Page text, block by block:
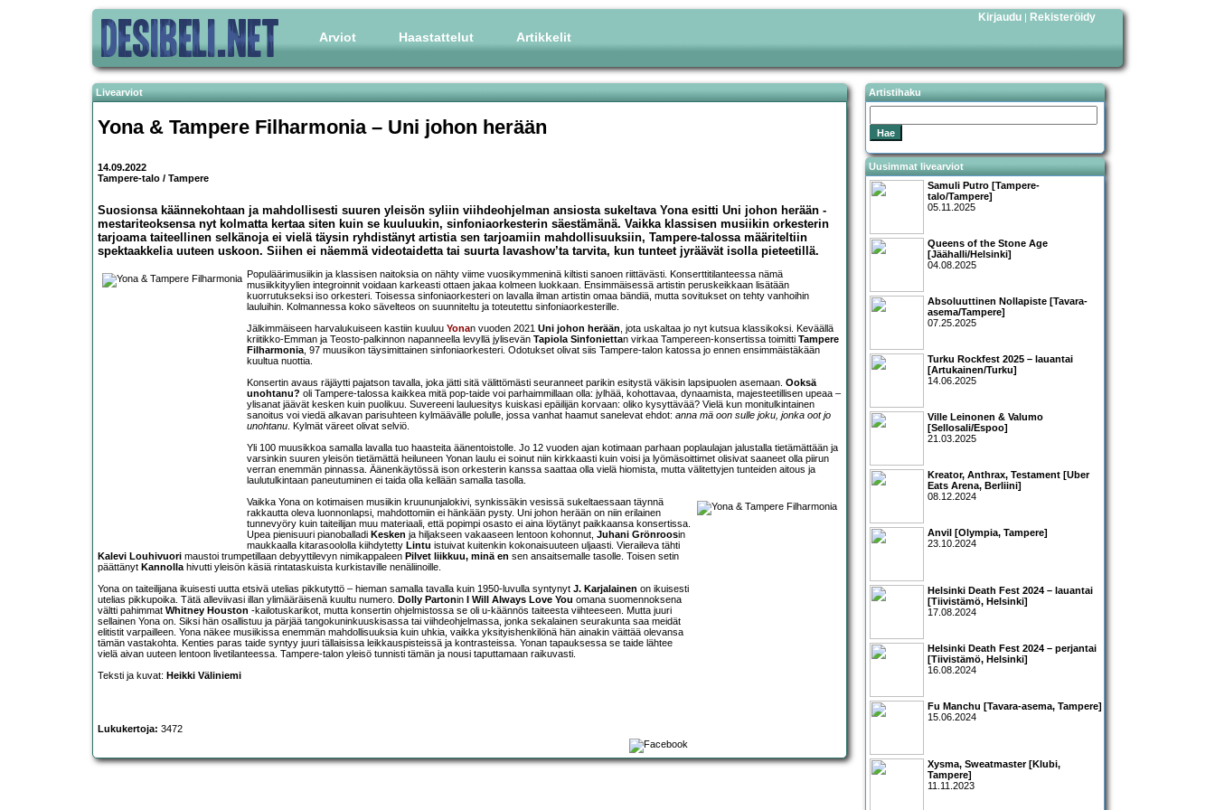
Arviot Haastattelut Artikkelit
Kirjaudu | Rekisteröidy
Livearviot
Yona & Tampere Filharmonia – Uni johon herään
14.09.2022
Tampere-talo / Tampere
Suosionsa käännekohtaan ja mahdollisesti suuren yleisön syliin viihdeohjelman ansiosta sukeltava Yona esitti Uni johon herään -
mestariteoksensa nyt kolmatta kertaa siten kuin se kuuluukin, sinfoniaorkesterin säestämänä. Vaikka klassisen musiikin orkesterin
tarjoama taiteellinen selkänoja ei vielä täysin ryhdistänyt artistia sen tarjoamiin mahdollisuuksiin, Tampere-talossa määriteltiin
spektaakkelia uuteen uskoon. Siihen ei näemmä videotaidetta tai suurta lavashow’ta tarvita, kun tunteet jyräävät isolla pieteetillä.
Populäärimusiikin ja klassisen naitoksia on nähty viime vuosikymmeninä kiltisti sanoen riittävästi. Konserttitilanteessa nämä
musiikkityylien integroinnit voidaan karkeasti ottaen jakaa kolmeen luokkaan. Ensimmäisessä artistin peruskeikkaan lisätään
kuorrutukseksi iso orkesteri. Toisessa sinfoniaorkesteri on lavalla ilman artistin omaa bändiä, mutta sovitukset on tehty vanhoihin
lauluihin. Kolmannessa koko sävelteos on suunniteltu ja toteutettu sinfoniaorkesterille.
Jälkimmäiseen harvalukuiseen kastiin kuuluu Yonan vuoden 2021 Uni johon herään, jota uskaltaa jo nyt kutsua klassikoksi. Keväällä
kriitikko-Emman ja Teosto-palkinnon napanneella levyllä jylisevän Tapiola Sinfoniettan virkaa Tampereen-konsertissa toimitti Tampere
Filharmonia, 97 muusikon täysimittainen sinfoniaorkesteri. Odotukset olivat siis Tampere-talon katossa jo ennen ensimmäistäkään
kuultua nuottia.
Konsertin avaus räjäytti pajatson tavalla, joka jätti sitä välittömästi seuranneet parikin esitystä väkisin lapsipuolen asemaan. Ooksä
unohtanu? oli Tampere-talossa kaikkea mitä pop-taide voi parhaimmillaan olla: jylhää, kohottavaa, dynaamista, majesteetillisen upeaa –
ylisanat jäävät kesken kuin puolikuu. Suvereeni lauluesitys kuiskasi epäilijän korvaan: oliko kysyttävää? Vielä kun monitulkintainen
sanoitus voi viedä alkavan parisuhteen kylmäävälle polulle, jossa vanhat haamut sanelevat ehdot: anna mä oon sulle joku, jonka oot jo
unohtanu. Kylmät väreet olivat selviö.
Yli 100 muusikkoa samalla lavalla tuo haasteita äänentoistolle. Jo 12 vuoden ajan kotimaan parhaan poplaulajan jalustalla tietämättään ja
varsinkin suuren yleisön tietämättä heiluneen Yonan laulu ei soinut niin kirkkaasti kuin voisi ja lyömäsoittimet olisivat saaneet olla piirun
verran enemmän pinnassa. Äänenkäytössä ison orkesterin kanssa saattaa olla vielä hiomista, mutta välitettyjen tunteiden aitous ja
laulutulkintaan paneutuminen ei taida olla kellään samalla tasolla.
Vaikka Yona on kotimaisen musiikin kruununjalokivi, synkissäkin vesissä sukeltaessaan täynnä
rakkautta oleva luonnonlapsi, mahdottomiin ei hänkään pysty. Uni johon herään on niin erilainen
tunnevyöry kuin taiteilijan muu materiaali, että popimpi osasto ei aina löytänyt paikkaansa konsertissa.
Upea pienisuuri pianoballadi Kesken ja hiljakseen vakaaseen lentoon kohonnut, Juhani Grönroosin
maukkaalla kitarasoololla kiihdytetty Lintu istuivat kuitenkin kokonaisuuteen uljaasti. Vieraileva tähti
Kalevi Louhivuori maustoi trumpetillaan debyyttilevyn nimikappaleen Pilvet liikkuu, minä en sen ansaitsemalle tasolle. Toisen setin
päättänyt Kannollahivutti yleisön käsiä rintataskuista kurkistaville nenäliinoille.
Yona on taiteilijana ikuisesti uutta etsivä utelias pikkutyttö – hieman samalla tavalla kuin 1950-luvulla syntynyt J. Karjalainen on ikuisesti
utelias pikkupoika. Tätä alleviivasi illan ylimääräisenä kuultu numero. Dolly Partonin I Will Always Love You omana suomennoksena
vältti pahimmat Whitney Houston -kailotuskarikot, mutta konsertin ohjelmistossa se oli u-käännös taiteesta viihteeseen. Mutta juuri
sellainen Yona on. Siksi hän osallistuu ja pärjää tangokuninkuuskisassa tai viihdeohjelmassa, jonka sekalainen seurakunta saa meidät
elitistit varpailleen. Yona näkee musiikissa enemmän mahdollisuuksia kuin uhkia, vaikka yksityishenkilönä hän ainakin väittää olevansa
tämän vastakohta. Kenties paras taide syntyy juuri tällaisissa leikkauspisteissä ja kontrasteissa. Yonan tapauksessa se taide lähtee
vielä aivan uuteen lentoon livetilanteessa. Tampere-talon yleisö tunnisti tämän ja nousi taputtamaan raikuvasti.
Teksti ja kuvat: Heikki Väliniemi
Lukukertoja: 3472
Artistihaku
Uusimmat livearviot
Samuli Putro [Tampere-
talo/Tampere]
05.11.2025
Queens of the Stone Age
[Jäähalli/Helsinki]
04.08.2025
Absoluuttinen Nollapiste [Tavara-
asema/Tampere]
07.25.2025
Turku Rockfest 2025 – lauantai
[Artukainen/Turku]
14.06.2025
Ville Leinonen & Valumo
[Sellosali/Espoo]
21.03.2025
Kreator, Anthrax, Testament [Uber
Eats Arena, Berliini]
08.12.2024
Anvil [Olympia, Tampere]
23.10.2024
Helsinki Death Fest 2024 – lauantai
[Tiivistämö, Helsinki]
17.08.2024
Helsinki Death Fest 2024 – perjantai
[Tiivistämö, Helsinki]
16.08.2024
Fu Manchu [Tavara-asema, Tampere]
15.06.2024
Xysma, Sweatmaster [Klubi,
Tampere]
11.11.2023